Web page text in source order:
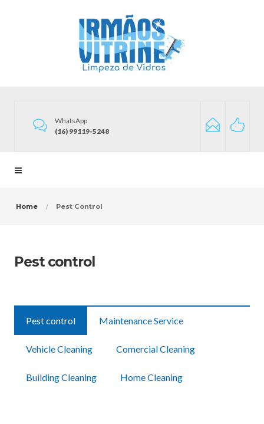
WhatsApp
(16) 99119-5248
Home Pest Control
Pest control
Pest control Maintenance Service
Vehicle Cleaning Comercial Cleaning
Building Cleaning Home Cleaning